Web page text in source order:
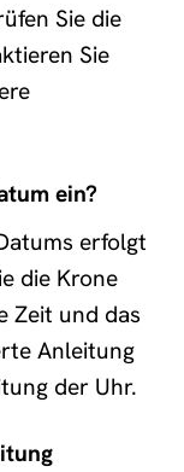
Sie die
Sie
ein?
erfolgt
die Krone
Zeit und das
Anleitung
der Uhr.